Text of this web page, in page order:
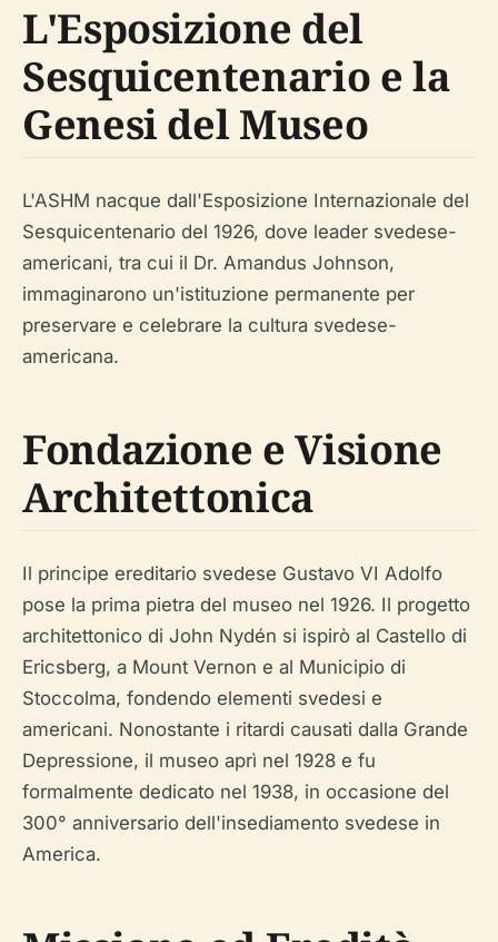
L'Esposizione del
Sesquicentenario e la
Genesi del Museo
L'ASHM nacque dall'Esposizione Internazionale del
Sesquicentenario del 1926, dove leader svedese-
americani, tra cui il Dr. Amandus Johnson,
immaginarono un'istituzione permanente per
preservare e celebrare la cultura svedese-
americana.
Fondazione e Visione
Architettonica
Il principe ereditario svedese Gustavo VI Adolfo
pose la prima pietra del museo nel 1926. Il progetto
architettonico di John Nydén si ispirò al Castello di
Ericsberg, a Mount Vernon e al Municipio di
Stoccolma, fondendo elementi svedesi e
americani. Nonostante i ritardi causati dalla Grande
Depressione, il museo aprì nel 1928 e fu
formalmente dedicato nel 1938, in occasione del
300° anniversario dell'insediamento svedese in
America.